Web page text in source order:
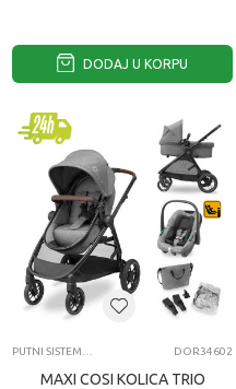
DODAJ U KORPU
DOR34602
MAXI COSI KOLICA TRIO